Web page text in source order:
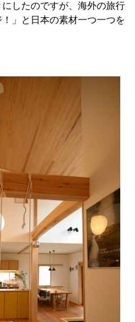
したのですが、海外の旅行
」と日本の素材一つ一つを